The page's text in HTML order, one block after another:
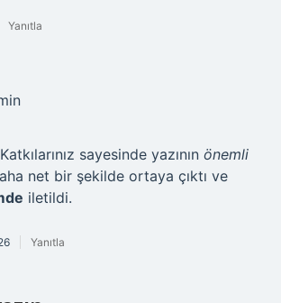
Yanıtla
sayesinde yazının önemli
net bir şekilde ortaya çıktı ve
iletildi.
Yanıtla